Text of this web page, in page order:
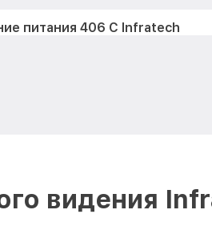
питания 406 С Infratech
дальнометра и других
С Infratech
видения